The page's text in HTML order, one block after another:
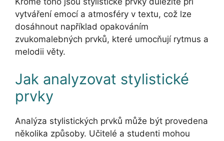
vytváření emocí a atmosféry v textu, což lze
dosáhnout například opakováním
zvukomalebných prvků, které umocňují rytmus a
melodii věty.
Jak analyzovat stylistické
prvky
Analýza stylistických prvků může být provedena
několika způsoby. Učitelé a studenti mohou